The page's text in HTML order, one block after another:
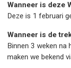
Wanneer is deze
Deze is 1 februari
Wanneer is de
Binnen 3 weken na
maken we bekend